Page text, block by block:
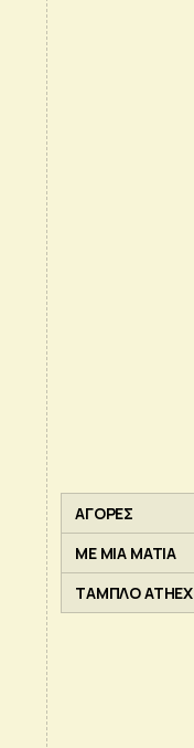
ΑΓΟΡΕΣ
ΜΕ ΜΙΑ ΜΑΤΙΑ
ΤΑΜΠΛΟ ATHEX